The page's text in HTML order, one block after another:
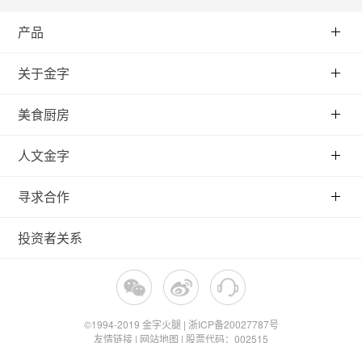
产品
关于金字
美食厨房
人文金字
寻求合作
投资者关系
©1994-2019 金字火腿 | 浙ICP备20027787号
友情链接 | 网站地图 | 股票代码：002515